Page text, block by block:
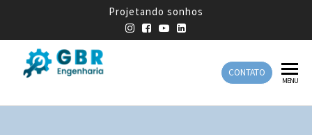
Projetando sonhos
Engenharia
Engenharia
CONTATO
MENU